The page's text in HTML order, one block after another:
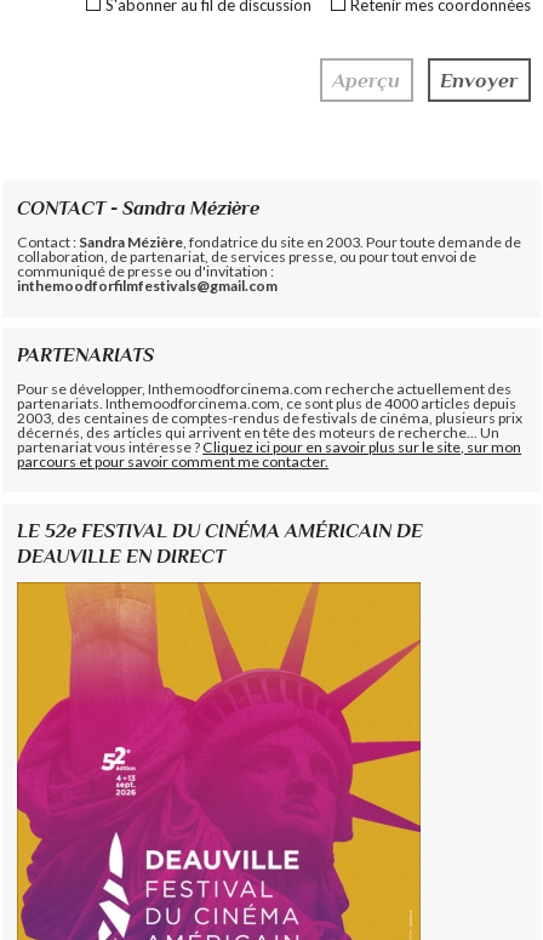
Retenir mes coordonnées
S'abonner au fil de discussion
CONTACT - Sandra Mézière
Contact : Sandra Mézière , fondatrice du site en 2003. Pour toute demande de
collaboration, de partenariat, de services presse, ou pour tout envoi de
communiqué de presse ou d'invitation :
inthemoodforfilmfestivals@gmail.com
PARTENARIATS
Pour se développer, Inthemoodforcinema.com recherche actuellement des
partenariats. Inthemoodforcinema.com, ce sont plus de 4000 articles depuis
2003, des centaines de comptes-rendus de festivals de cinéma, plusieurs prix
décernés, des articles qui arrivent en tête des moteurs de recherche... Un
partenariat vous intéresse ?Cliquez ici pour en savoir plus sur le site, sur mon
parcours et pour savoir comment me contacter.
LE 52e FESTIVAL DU CINÉMA AMÉRICAIN DE
DEAUVILLE EN DIRECT